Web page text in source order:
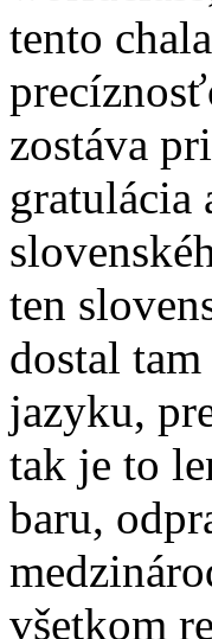
tento
zostáva
gratulácia
ten
dostal
jazyku,
tak je to
baru,
všetkom